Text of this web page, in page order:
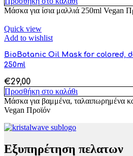
Μάσκα για ίσια μαλλιά 250ml Vegan
Quick view
Add to wishlist
BioBotanic Oil Mask for colored,
250ml
€29,00
Προσθήκη στο καλάθι
Μάσκα για βαμμένα, ταλαιπωρημένα
Vegan Προϊόν
Εξυπηρέτηση πελατων